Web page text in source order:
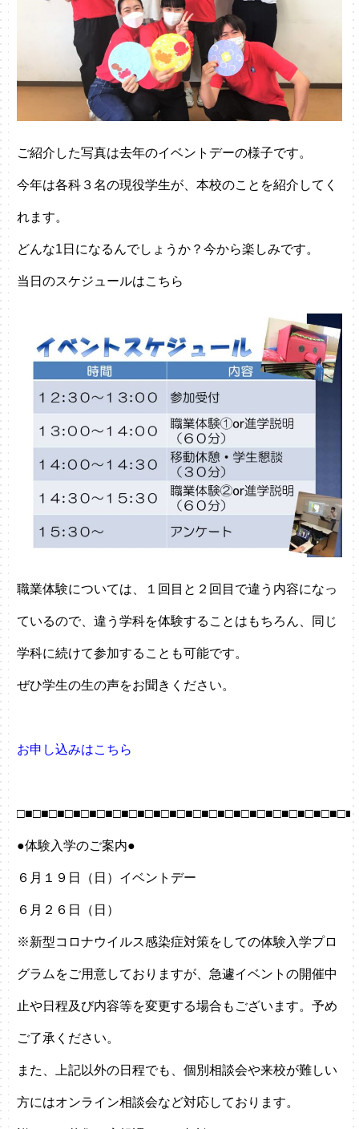
ご紹介した写真は去年のイベントデーの様子です。
今年は各科３名の現役学生が、本校のことを紹介してく
れます。
どんな1日になるんでしょうか？今から楽しみです。
当日のスケジュールはこちら
職業体験については、１回目と２回目で違う内容になっ
ているので、違う学科を体験することはもちろん、同じ
学科に続けて参加することも可能です。
ぜひ学生の生の声をお聞きください。
お申し込みはこちら
●体験入学のご案内●
６月１９日（日）イベントデー
６月２６日（日）
※新型コロナウイルス感染症対策をしての体験入学プロ
グラムをご用意しておりますが、急遽イベントの開催中
止や日程及び内容等を変更する場合もございます。予め
ご了承ください。
また、上記以外の日程でも、個別相談会や来校が難しい
方にはオンライン相談会など対応しております。